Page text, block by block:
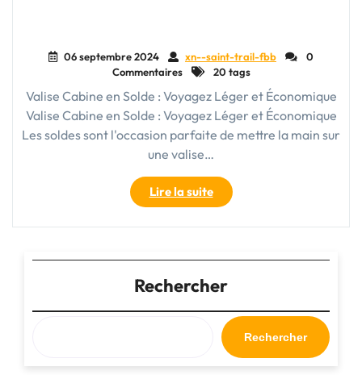
06 septembre 2024 xn--saint-trail-fbb
0
Commentaires
20 tags
Valise Cabine en Solde : Voyagez Léger et Économique
Valise Cabine en Solde : Voyagez Léger et Économique
Les soldes sont l'occasion parfaite de mettre la main sur
une valise…
Lire la suite"Offre
Spéciale
:
Cabine
en
Solde
à
Prix
Réduit"
Rechercher
Rechercher